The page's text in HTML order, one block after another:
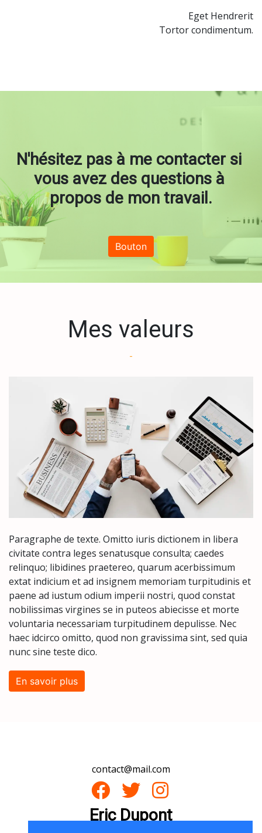
Eget Hendrerit
Tortor condimentum.
N'hésitez pas à me contacter si
vous avez des questions à
propos de mon travail.
Bouton
Mes valeurs
-
Paragraphe de texte. Omitto iuris dictionem in libera
civitate contra leges senatusque consulta; caedes
relinquo; libidines praetereo, quarum acerbissimum
extat indicium et ad insignem memoriam turpitudinis et
paene ad iustum odium imperii nostri, quod constat
nobilissimas virgines se in puteos abiecisse et morte
voluntaria necessariam turpitudinem depulisse. Nec
haec idcirco omitto, quod non gravissima sint, sed quia
nunc sine teste dico.
En savoir plus
contact@mail.com
Eric Dupont